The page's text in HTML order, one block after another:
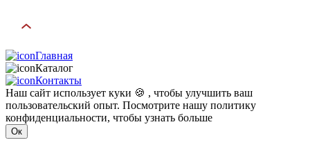
Главная
Каталог
Контакты
Наш сайт использует куки 🍪 , чтобы улучшить ваш
пользовательский опыт. Посмотрите нашу политику
конфиденциальности, чтобы узнать больше
Ок